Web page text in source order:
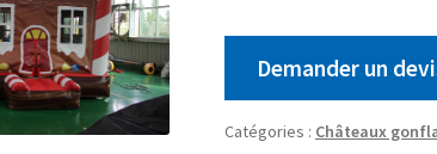
Demander un
Catégories : Châteaux